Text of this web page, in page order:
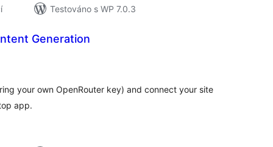
Testováno s WP 7.0.3
Generation
your own OpenRouter key) and connect your site
app.